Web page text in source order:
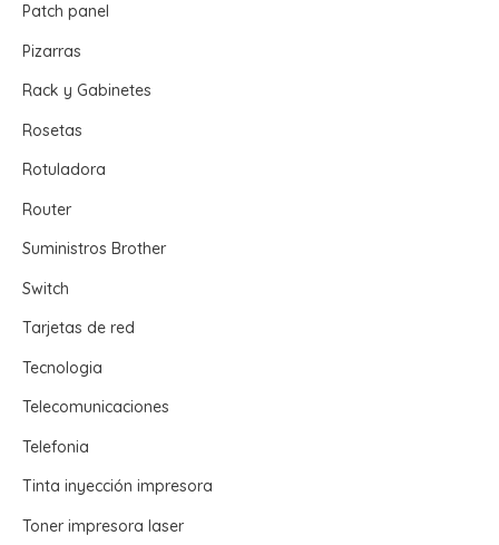
Patch panel
Pizarras
Rack y Gabinetes
Rosetas
Rotuladora
Router
Suministros Brother
Switch
Tarjetas de red
Tecnologia
Telecomunicaciones
Telefonia
Tinta inyección impresora
Toner impresora laser